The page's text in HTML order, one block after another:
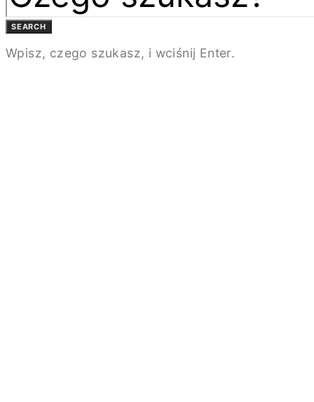
SEARCH
Wpisz, czego szukasz, i wciśnij Enter.